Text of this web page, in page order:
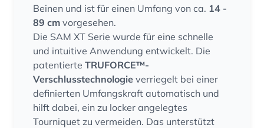
Beinen und ist für einen Umfang von ca. 14 -
89 cm vorgesehen.
Die SAM XT Serie wurde für eine schnelle
und intuitive Anwendung entwickelt. Die
patentierte TRUFORCE™-
Verschlusstechnologie verriegelt bei einer
definierten Umfangskraft automatisch und
hilft dabei, ein zu locker angelegtes
Tourniquet zu vermeiden. Das unterstützt